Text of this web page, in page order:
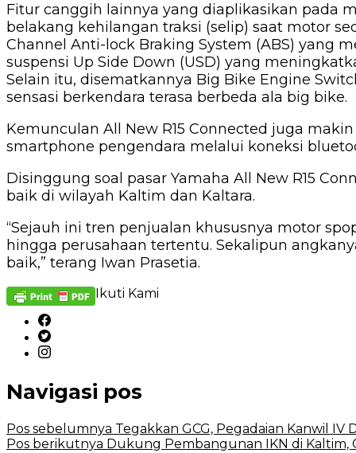
Fitur canggih lainnya yang diaplikasikan pada
belakang kehilangan traksi (selip) saat motor
Channel Anti-lock Braking System (ABS) yang
suspensi Up Side Down (USD) yang
Selain itu, disematkannya Big Bike Engine
sensasi berkendara terasa berbeda ala big bike.
Kemunculan All New R15 Connected juga
smartphone pengendara melalui koneksi
Disinggung soal pasar Yamaha All New R15
baik di wilayah Kaltim dan Kaltara.
“Sejauh ini tren penjualan khususnya motor
hingga perusahaan tertentu. Sekalipun
baik,” terang Iwan Prasetia.
Ikuti Kami
Navigasi pos
Pos sebelumnya Tegakkan GCG, Pegadaian Kanwil
Pos berikutnya Dukung Pembangunan IKN di Kaltim,